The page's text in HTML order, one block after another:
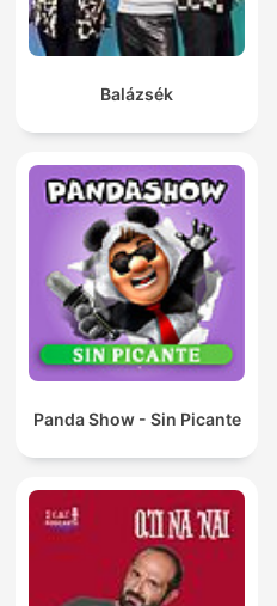
Balázsék
Panda Show - Sin Picante